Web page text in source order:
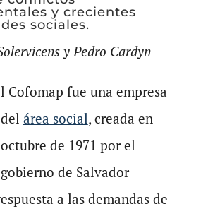
y crecientes
sociales.
y Pedro Cardyn
l Cofomap fue una empresa
del área social, creada en
octubre de 1971 por el
gobierno de Salvador
a las demandas de